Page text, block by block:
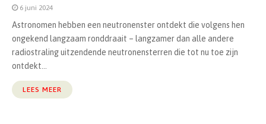
6 juni 2024
Astronomen hebben een neutronenster ontdekt die volgens hen
ongekend langzaam ronddraait – langzamer dan alle andere
radiostraling uitzendende neutronensterren die tot nu toe zijn
ontdekt...
LEES MEER